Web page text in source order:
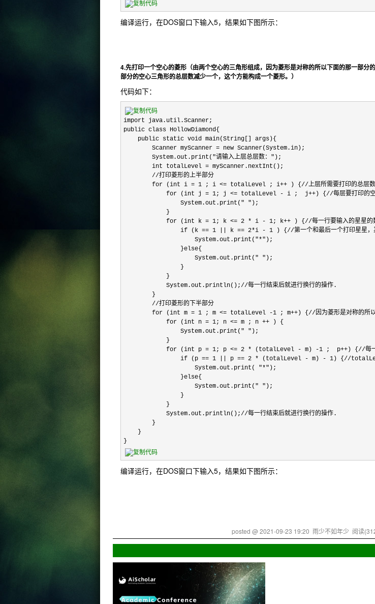
编译运行，在DOS窗口下输入5，结果如下图所示：
4.先打印一个空心的菱形（由两个空心的三角形组成，因为菱形是对称的所以下面的那一部分
部分的空心三角形的总层数减少一个，这个方能构成一个菱形。）
代码如下：
import java.util.Scanner;
public class HollowDiamond{
    public static void main(String[] args){
        Scanner myScanner = new Scanner(System.in);
        System.out.print("请输入上层总层数：");
        int totalLevel = myScanner.nextInt();
        //打印菱形的上半部分
        for (int i = 1 ; i <= totalLevel ; i++ ) {//上层所需要打印的总层数
for (int j = 1; j <= totalLevel - i ;  j++) {//每层要打印的空格
                System.out.print(" ");
            }
for (int k = 1; k <= 2 * i - 1; k++ ) {//每一行要输入的星星的数
if (k == 1 || k == 2*i - 1 ) {//第一个和最后一个打印星星，
                    System.out.print("*");
                }else{
                    System.out.print(" ");
                }
            }
            System.out.println();//每一行结束后就进行换行的操作.
        }
        //打印菱形的下半部分
for (int m = 1 ; m <= totalLevel -1 ; m++) {//因为菱形是对称的所以下
            for (int n = 1; n <= m ; n ++ ) {
                System.out.print(" ");
            }
for (int p = 1; p <= 2 * (totalLevel - m) -1 ;  p++) {//每一
if (p == 1 || p == 2 * (totalLevel - m) - 1) {//
                    System.out.print( "*");
                }else{
                    System.out.print(" ");
                }
            }
            System.out.println();//每一行结束后就进行换行的操作.
        }
    }
}
编译运行，在DOS窗口下输入5，结果如下图所示：
posted @2021-09-23 19:20 雨少不如年少 阅读(